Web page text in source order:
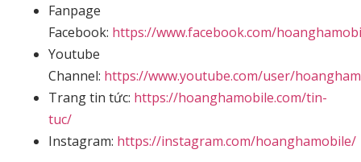
Fanpage
Facebook: https://www.facebook.com/
Youtube
Channel: https://www.youtube.com/user/
Trang tin tức: https://hoanghamobile.com/tin-
tuc/
Instagram: https://instagram.com/hoanghamobile/